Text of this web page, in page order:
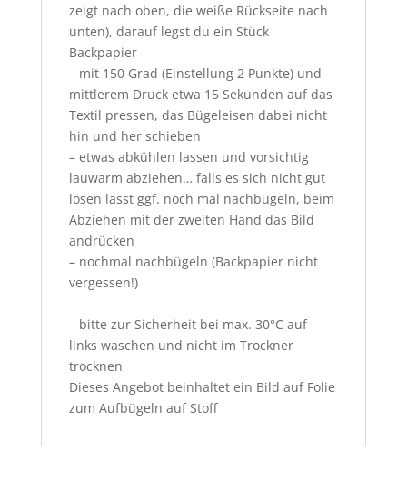
zeigt nach oben, die weiße Rückseite nach
unten), darauf legst du ein Stück
Backpapier
– mit 150 Grad (Einstellung 2 Punkte) und
mittlerem Druck etwa 15 Sekunden auf das
Textil pressen, das Bügeleisen dabei nicht
hin und her schieben
– etwas abkühlen lassen und vorsichtig
lauwarm abziehen… falls es sich nicht gut
lösen lässt ggf. noch mal nachbügeln, beim
Abziehen mit der zweiten Hand das Bild
andrücken
– nochmal nachbügeln (Backpapier nicht
vergessen!)
– bitte zur Sicherheit bei max. 30°C auf
links waschen und nicht im Trockner
trocknen
Dieses Angebot beinhaltet ein Bild auf Folie
zum Aufbügeln auf Stoff